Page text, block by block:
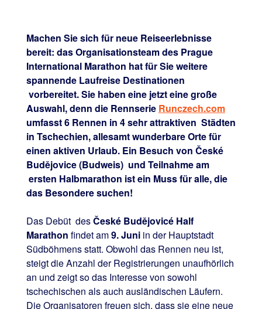
Machen Sie sich für neue Reiseerlebnisse
bereit: das Organisationsteam des Prague
International Marathon hat für Sie weitere
spannende Laufreise Destinationen
vorbereitet. Sie haben eine jetzt eine große
Auswahl, denn die Rennserie Runczech.com
umfasst 6 Rennen in 4 sehr attraktiven Städten
in Tschechien, allesamt wunderbare Orte für
einen aktiven Urlaub. Ein Besuch von České
Budějovice (Budweis) und Teilnahme am
ersten Halbmarathon ist ein Muss für alle, die
das Besondere suchen!
Das Debüt desČeské Budějovicé Half
Marathon findet am9. Juniin der Hauptstadt
Südböhmens statt. Obwohl das Rennen neu ist,
steigt die Anzahl der Registrierungen unaufhörlich
an und zeigt so das Interesse von sowohl
tschechischen als auch ausländischen Läufern.
Die Organisatoren freuen sich, dass sie eine neue